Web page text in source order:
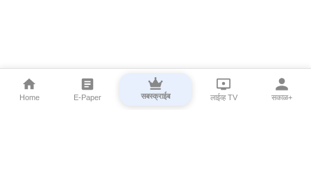
Home E-Paper सबस्क्राईब लाईव्ह TV सकाळ+